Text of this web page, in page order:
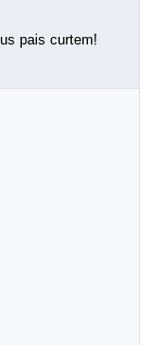
pais curtem!